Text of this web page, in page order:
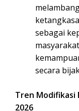
sebagai
secara
Tren Modifikasi
2026